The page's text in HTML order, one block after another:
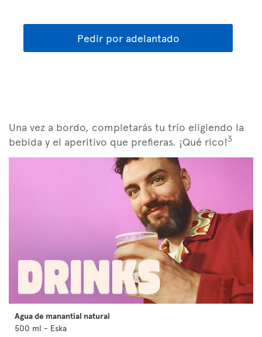
Pedir por adelantado
Una vez a bordo, completarás tu trío eligiendo la
bebida y el aperitivo que prefieras. ¡Qué rico!3
Agua de manantial natural
500 ml - Eska